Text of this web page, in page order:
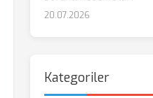
20.07.2026
Kategoriler